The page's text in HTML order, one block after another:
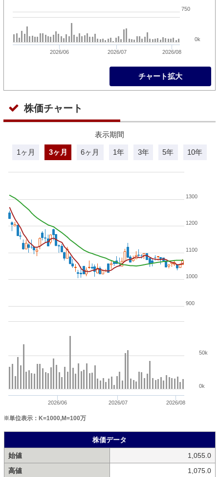
2026/06 2026/07 2026/08
750
0k
チャート拡大
株価チャート
表示期間
1ヶ月 3ヶ月 6ヶ月 1年 3年 5年 10年
2026/06 2026/07 2026/08
900
1000
1100
1200
1300
0k
50k
※単位表示：K=1000,M=100万
株価データ
始値
1,055.0
高値
1,075.0